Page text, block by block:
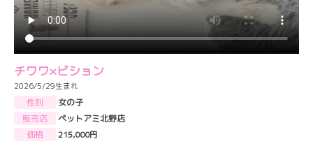
チワワ×ビション
2026/5/29生まれ
性別
女の子
販売店
ペットアミ北野店
価格
215,000円